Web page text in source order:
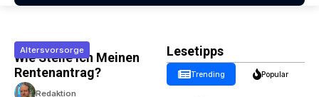
Altersvorsorge
Wie Stelle Ich Meinen
Rentenantrag?
Redaktion
Lesetipps
Trending Popular